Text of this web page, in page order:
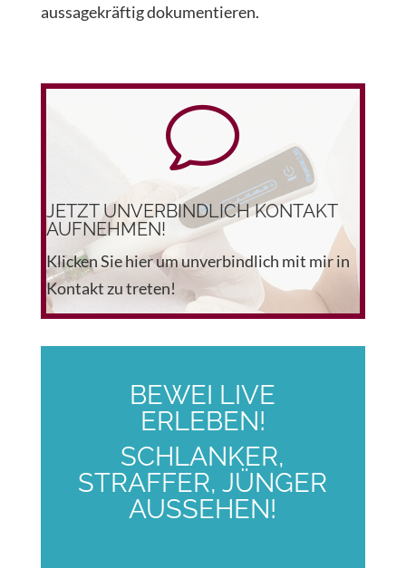
aussagekräftig dokumentieren.
v
JETZT UNVERBINDLICH KONTAKT
AUFNEHMEN!
Klicken Sie hier um unverbindlich mit mir in
Kontakt zu treten!
BEWEI LIVE
ERLEBEN!
SCHLANKER,
STRAFFER, JÜNGER
AUSSEHEN!